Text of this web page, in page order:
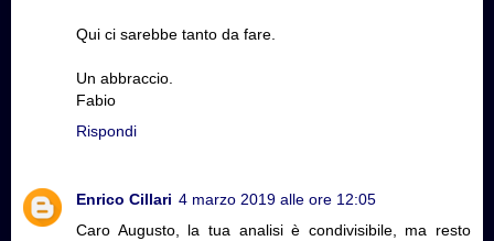
Qui ci sarebbe tanto da fare.
Un abbraccio.
Fabio
Rispondi
Enrico Cillari 4 marzo 2019 alle ore 12:05
Caro Augusto, la tua analisi è condivisibile, ma resto